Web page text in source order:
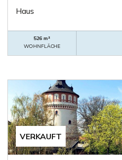
Haus
526 m²
WOHNFLÄCHE
VERKAUFT